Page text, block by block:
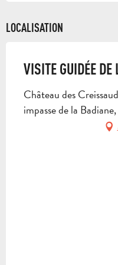
LOCALISATION
VISITE GUIDÉE DE
Château des
impasse de la